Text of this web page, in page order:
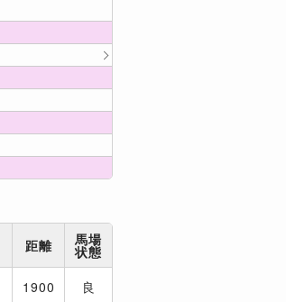
距離 馬場
状態
1900
良